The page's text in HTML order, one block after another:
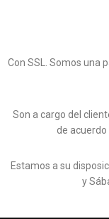
Con SSL. Somos una
Son a cargo del
de
Estamos a su
y